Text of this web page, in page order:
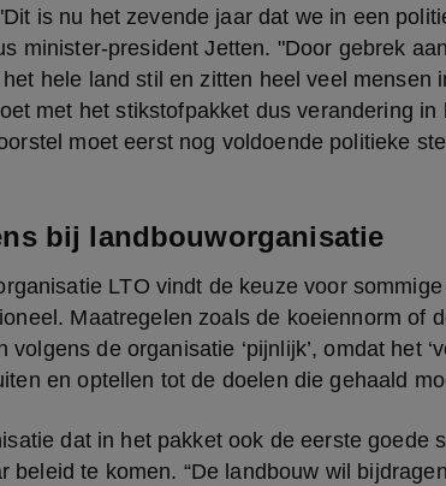
is nu het zevende jaar dat we in een
minister-president Jetten. "Door gebrek
hele land stil en zitten heel veel mensen
met het stikstofpakket dus verandering in
moet eerst nog voldoende politieke
bij landbouworganisatie
LTO vindt de keuze voor
Maatregelen zoals de koeiennorm of
de organisatie ‘pijnlijk’, omdat het
en optellen tot de doelen die gehaald
dat in het pakket ook de eerste goede
beleid te komen. “De landbouw wil